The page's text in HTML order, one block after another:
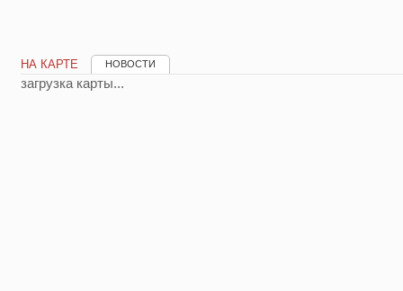
НА КАРТЕ НОВОСТИ
загрузка карты...